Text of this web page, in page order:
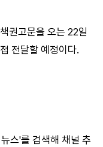
권고문을 오는 22일
전달할 예정이다.
스'를 검색해 채널 추